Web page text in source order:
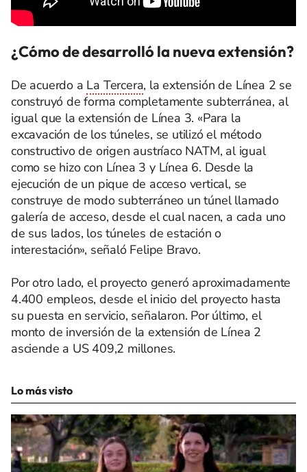
¿Cómo de desarrolló la nueva extensión?
De acuerdo a La Tercera, la extensión de Línea 2 se
construyó de forma completamente subterránea, al
igual que la extensión de Línea 3. «Para la
excavación de los túneles, se utilizó el método
constructivo de origen austríaco NATM, al igual
como se hizo con Línea 3 y Línea 6. Desde la
ejecución de un pique de acceso vertical, se
construye de modo subterráneo un túnel llamado
galería de acceso, desde el cual nacen, a cada uno
de sus lados, los túneles de estación o
interestación», señaló Felipe Bravo.
Por otro lado, el proyecto generó aproximadamente
4.400 empleos, desde el inicio del proyecto hasta
su puesta en servicio, señalaron. Por último, el
monto de inversión de la extensión de Línea 2
asciende a US 409,2 millones.
Lo más visto